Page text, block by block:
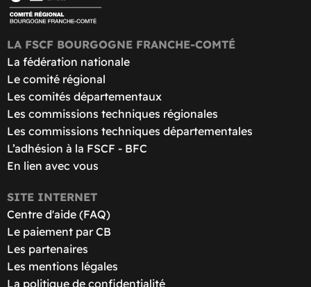
LA FSCF BOURGOGNE FRANCHE-COMTÉ
La fédération nationale
Le comité régional
Les comités départementaux
Les commissions techniques régionales
Les commissions techniques départementales
L’adhésion à la FSCF - BFC
En lien avec vous
SITE INTERNET
Centre d'aide (FAQ)
Le paiement par CB
Les partenaires
Les mentions légales
La politique de confidentialité